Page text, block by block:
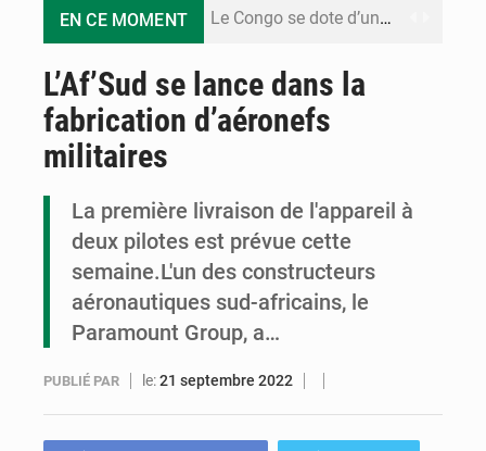
EN CE MOMENT Le Congo se dote d’un programme national pour valoriser les produits forestiers non ligneux
Compétitions africaines : la CAF ferme la porte à l’AC Léopards et à l’AS Otohô
L’Af’Sud se lance dans la
fabrication d’aéronefs
militaires
La première livraison de l'appareil à
deux pilotes est prévue cette
semaine.L'un des constructeurs
aéronautiques sud-africains, le
Paramount Group, a…
PUBLIÉ PAR le:21 septembre 2022